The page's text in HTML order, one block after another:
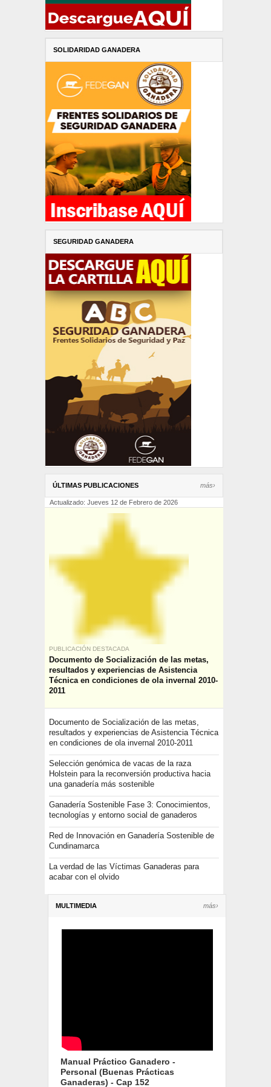
SOLIDARIDAD GANADERA
SEGURIDAD GANADERA
ÚLTIMAS PUBLICACIONES más›
Actualizado: Jueves 12 de Febrero de 2026
PUBLICACIÓN DESTACADA
Documento de Socialización de las metas,
resultados y experiencias de Asistencia
Técnica en condiciones de ola invernal 2010-
2011
Documento de Socialización de las metas,
resultados y experiencias de Asistencia Técnica
en condiciones de ola invernal 2010-2011
Selección genómica de vacas de la raza
Holstein para la reconversión productiva hacia
una ganadería más sostenible
Ganadería Sostenible Fase 3: Conocimientos,
tecnologías y entorno social de ganaderos
Red de Innovación en Ganadería Sostenible de
Cundinamarca
La verdad de las Víctimas Ganaderas para
acabar con el olvido
MULTIMEDIA más›
Manual Práctico Ganadero -
Personal (Buenas Prácticas
Ganaderas) - Cap 152